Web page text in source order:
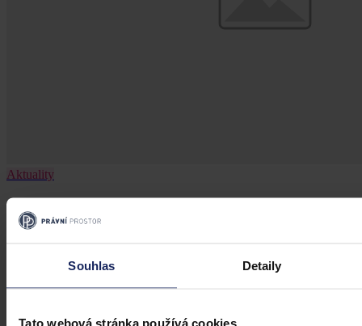
Souhlas Detaily
Tato webová stránka používá cookies
Aktuality
Změnu financování ČT, kterou plánuje
vláda, označil Senát za nežádoucí
Praha 29. července (ČTK) - Změnu financování České televize